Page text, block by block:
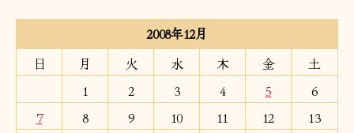
2008年12月
日
月 火 水 木 金
土
1
2 3 4 5
6
7
8 9 10 11 12
13